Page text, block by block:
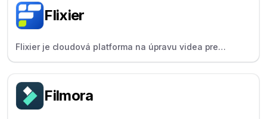
Reels a Shorts.
Flixier
Flixier je cloudová platforma na úpravu videa pre
vzdialené tímy, ktorá uľahčuje tímovú prácu v reálnom
Filmora